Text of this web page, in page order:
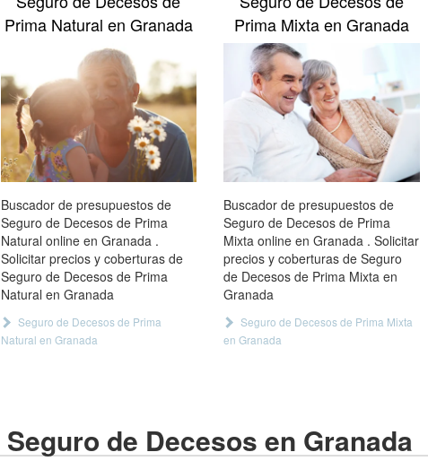
Prima Natural en Granada
Buscador de presupuestos de
Seguro de Decesos de Prima
Natural online en Granada .
Solicitar precios y coberturas de
Seguro de Decesos de Prima
Natural en Granada
Seguro de Decesos de Prima
Natural en Granada
Prima Mixta en Granada
Buscador de presupuestos de
Seguro de Decesos de Prima
Mixta online en Granada . Solicitar
precios y coberturas de Seguro
de Decesos de Prima Mixta en
Granada
Seguro de Decesos de Prima Mixta
en Granada
Seguro de Decesos en Granada